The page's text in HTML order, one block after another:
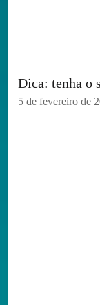
Dica: tenha o
5 de fevereiro de